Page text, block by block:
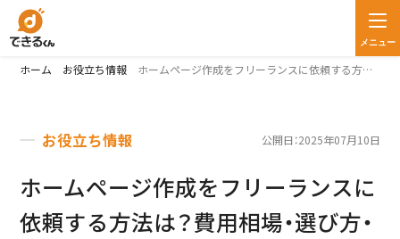
メニュー
ホーム お役立ち情報 ホームページ作成をフリーランスに依頼する方法は？費用相場・選び方・注意点を徹底解説
お役立ち情報
ホームページ作成をフリーランスに
依頼する方法は？費用相場・選び方・
公開日：2025年07月10日